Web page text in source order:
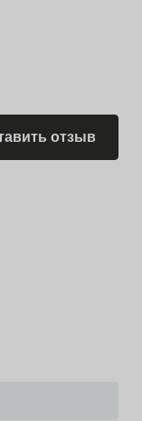
отзыв